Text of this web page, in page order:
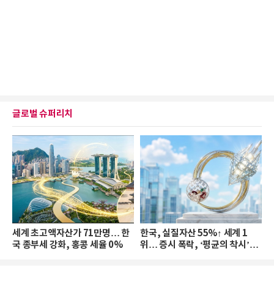
글로벌 슈퍼리치
세계 초고액자산가 71만명… 한
국 종부세 강화, 홍콩 세율 0%
한국, 실질자산 55%↑ 세계 1
위… 증시 폭락, ‘평균의 착시’와